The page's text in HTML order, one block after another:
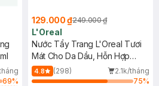
69%
129.000 ₫249.000 ₫
L'Oreal
Nước Tẩy Trang L'Oreal Tươi
Mát Cho Da Dầu, Hỗn Hợp
400ml
4.8 (298)
2.1k/tháng
75%